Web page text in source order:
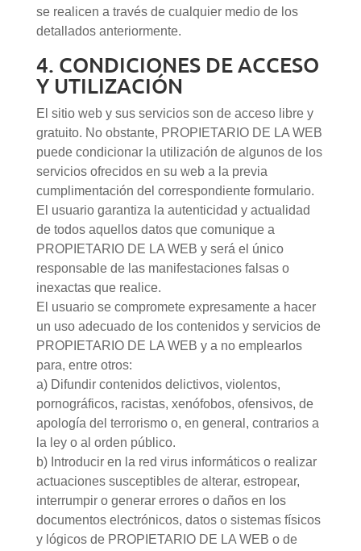
se realicen a través de cualquier medio de los
detallados anteriormente.
4. CONDICIONES DE ACCESO
Y UTILIZACIÓN
El sitio web y sus servicios son de acceso libre y
gratuito. No obstante, PROPIETARIO DE LA WEB
puede condicionar la utilización de algunos de los
servicios ofrecidos en su web a la previa
cumplimentación del correspondiente formulario.
El usuario garantiza la autenticidad y actualidad
de todos aquellos datos que comunique a
PROPIETARIO DE LA WEB y será el único
responsable de las manifestaciones falsas o
inexactas que realice.
El usuario se compromete expresamente a hacer
un uso adecuado de los contenidos y servicios de
PROPIETARIO DE LA WEB y a no emplearlos
para, entre otros:
a) Difundir contenidos delictivos, violentos,
pornográficos, racistas, xenófobos, ofensivos, de
apología del terrorismo o, en general, contrarios a
la ley o al orden público.
b) Introducir en la red virus informáticos o realizar
actuaciones susceptibles de alterar, estropear,
interrumpir o generar errores o daños en los
documentos electrónicos, datos o sistemas físicos
y lógicos de PROPIETARIO DE LA WEB o de